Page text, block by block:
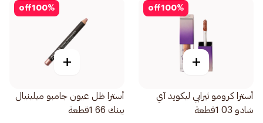
100%
off
+
أسترا كرومو ثيرابي ليكويد آي
شادو 03 1قطعة
100%
off
+
أسترا ظل عيون جامبو ميلينيال
بينك 66 1قطعة